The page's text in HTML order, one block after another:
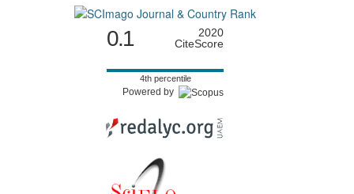
0.1
2020
CiteScore
4th percentile
Powered by